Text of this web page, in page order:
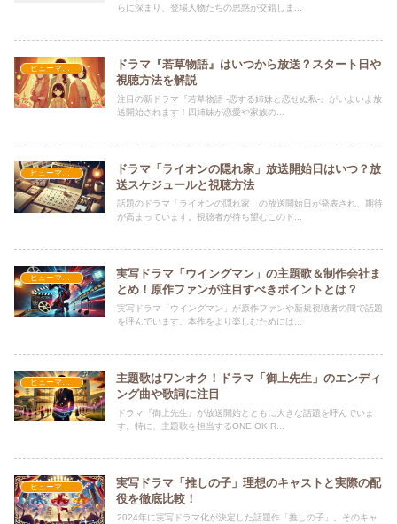
らに深まり、登場人物たちの思惑が交錯しま...
ヒューマン・学園
ドラマ『若草物語』はいつから放送？スタート日や
視聴方法を解説
注目の新ドラマ『若草物語 -恋する姉妹と恋せぬ私-』がいよいよ放
送開始されます！四姉妹が恋愛や家族の...
ドラマ「ライオンの隠れ家」放送開始日はいつ？放
送スケジュールと視聴方法
話題のドラマ「ライオンの隠れ家」の放送開始日が発表され、期待
が高まっています。視聴者が待ち望むこのド...
実写ドラマ「ウイングマン」の主題歌＆制作会社ま
とめ！原作ファンが注目すべきポイントとは？
実写ドラマ「ウイングマン」が原作ファンや新規視聴者の間で話題
を呼んでいます。本作をより楽しむためには...
主題歌はワンオク！ドラマ「御上先生」のエンディ
ング曲や歌詞に注目
ドラマ『御上先生』が放送開始とともに大きな話題を呼んでいま
す。特に、主題歌を担当するONE OK R...
実写ドラマ「推しの子」理想のキャストと実際の配
役を徹底比較！
2024年に実写ドラマ化が決定した話題作「推しの子」。そのキャ